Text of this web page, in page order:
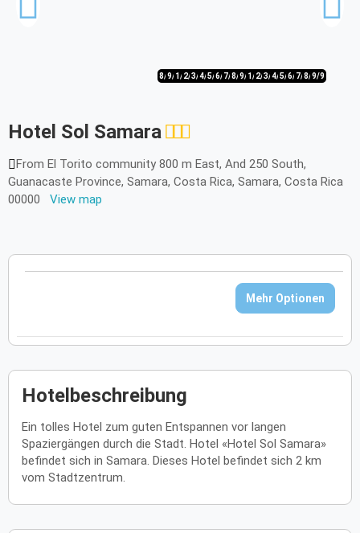
8/99/91/92/93/94/95/96/97/98/99/91/92/93/94/95/96/97/98/99/9
Hotel Sol Samara
From El Torito community 800 m East, And 250 South,
Guanacaste Province, Samara, Costa Rica, Samara, Costa Rica
00000
View map
Mehr Optionen
Hotelbeschreibung
Ein tolles Hotel zum guten Entspannen vor langen
Spaziergängen durch die Stadt. Hotel «Hotel Sol Samara»
befindet sich in Samara. Dieses Hotel befindet sich 2 km
vom Stadtzentrum.